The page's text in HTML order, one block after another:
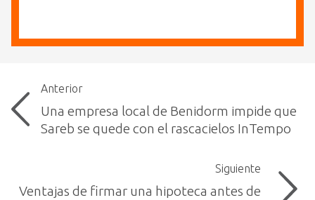
Anterior
Una empresa local de Benidorm impide que
Sareb se quede con el rascacielos InTempo
Siguiente
Ventajas de firmar una hipoteca antes de